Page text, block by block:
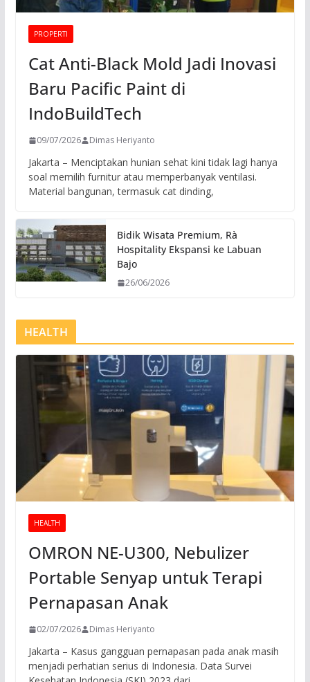
PROPERTI
Cat Anti-Black Mold Jadi Inovasi
Baru Pacific Paint di
IndoBuildTech
09/07/2026 Dimas Heriyanto
Jakarta – Menciptakan hunian sehat kini tidak lagi hanya
soal memilih furnitur atau memperbanyak ventilasi.
Material bangunan, termasuk cat dinding,
Bidik Wisata Premium, Rà
Hospitality Ekspansi ke Labuan
Bajo
26/06/2026
HEALTH
HEALTH
OMRON NE-U300, Nebulizer
Portable Senyap untuk Terapi
Pernapasan Anak
02/07/2026 Dimas Heriyanto
Jakarta – Kasus gangguan pernapasan pada anak masih
menjadi perhatian serius di Indonesia. Data Survei